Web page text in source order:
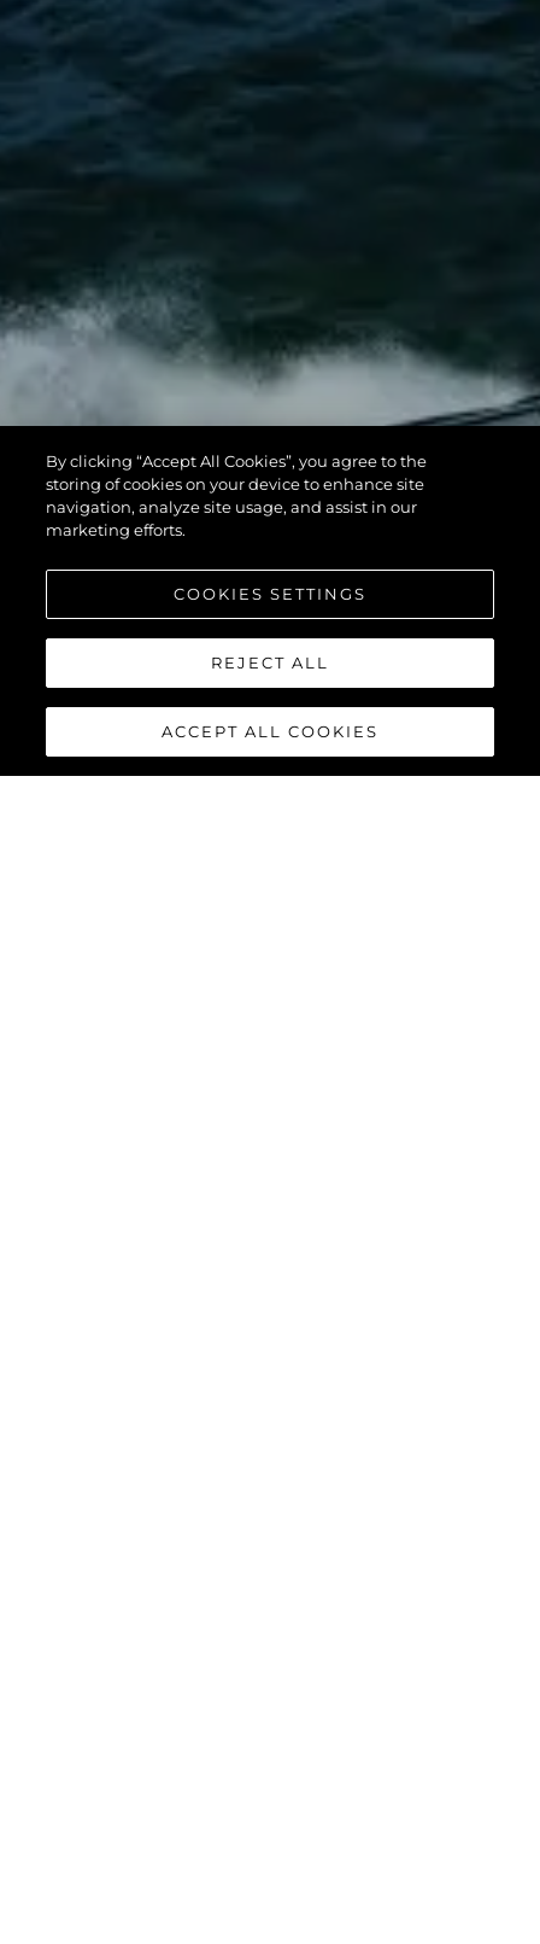
By clicking “Accept All Cookies”, you agree to the
storing of cookies on your device to enhance site
navigation, analyze site usage, and assist in our
marketing efforts.
COOKIES SETTINGS
REJECT ALL
ACCEPT ALL COOKIES